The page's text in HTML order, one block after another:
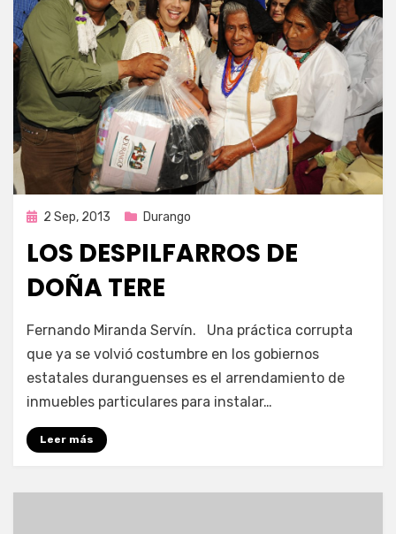
Publicada
2 Sep, 2013 Durango
LOS DESPILFARROS DE
DOÑA TERE
Enrique
Fernando Miranda Servín. Una práctica corrupta
que ya se volvió costumbre en los gobiernos
estatales duranguenses es el arrendamiento de
inmuebles particulares para instalar…
Leer más